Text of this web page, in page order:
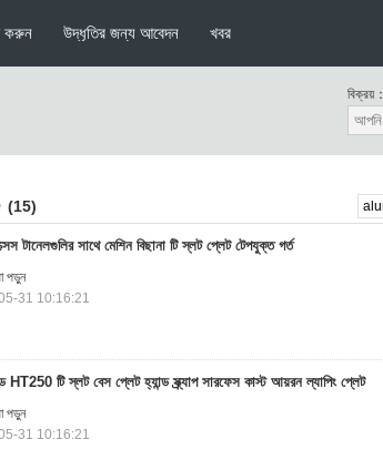
করুন উদ্ধৃতির জন্য আবেদন খবর
বিক্রয়：
(15)
টানেলগুলির সাথে মেশিন বিছানা টি স্লট প্লেট টেপযুক্ত গর্ত
পড়ুন
31 10:16:21
HT250 টি স্লট বেস প্লেট হ্যান্ড স্ক্র্যাপ সারফেস কাস্ট আয়রন ল্যাপিং প্লেট
পড়ুন
31 10:16:21